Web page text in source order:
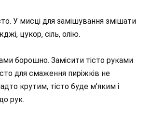
У мисці для замішування змішати
цукор, сіль, олію.
борошно. Замісити тісто руками
для смаження пиріжків не
крутим, тісто буде м’яким і
рук.